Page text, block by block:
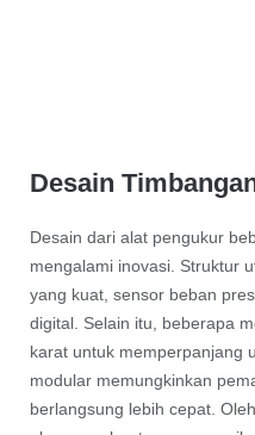
Desain
Desain dari alat pengukur
mengalami inovasi. Struktur
yang kuat, sensor beban
digital. Selain itu, beberapa
karat untuk memperpanjang
modular memungkinkan
berlangsung lebih cepat.